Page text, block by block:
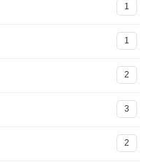
1
1
2
3
2